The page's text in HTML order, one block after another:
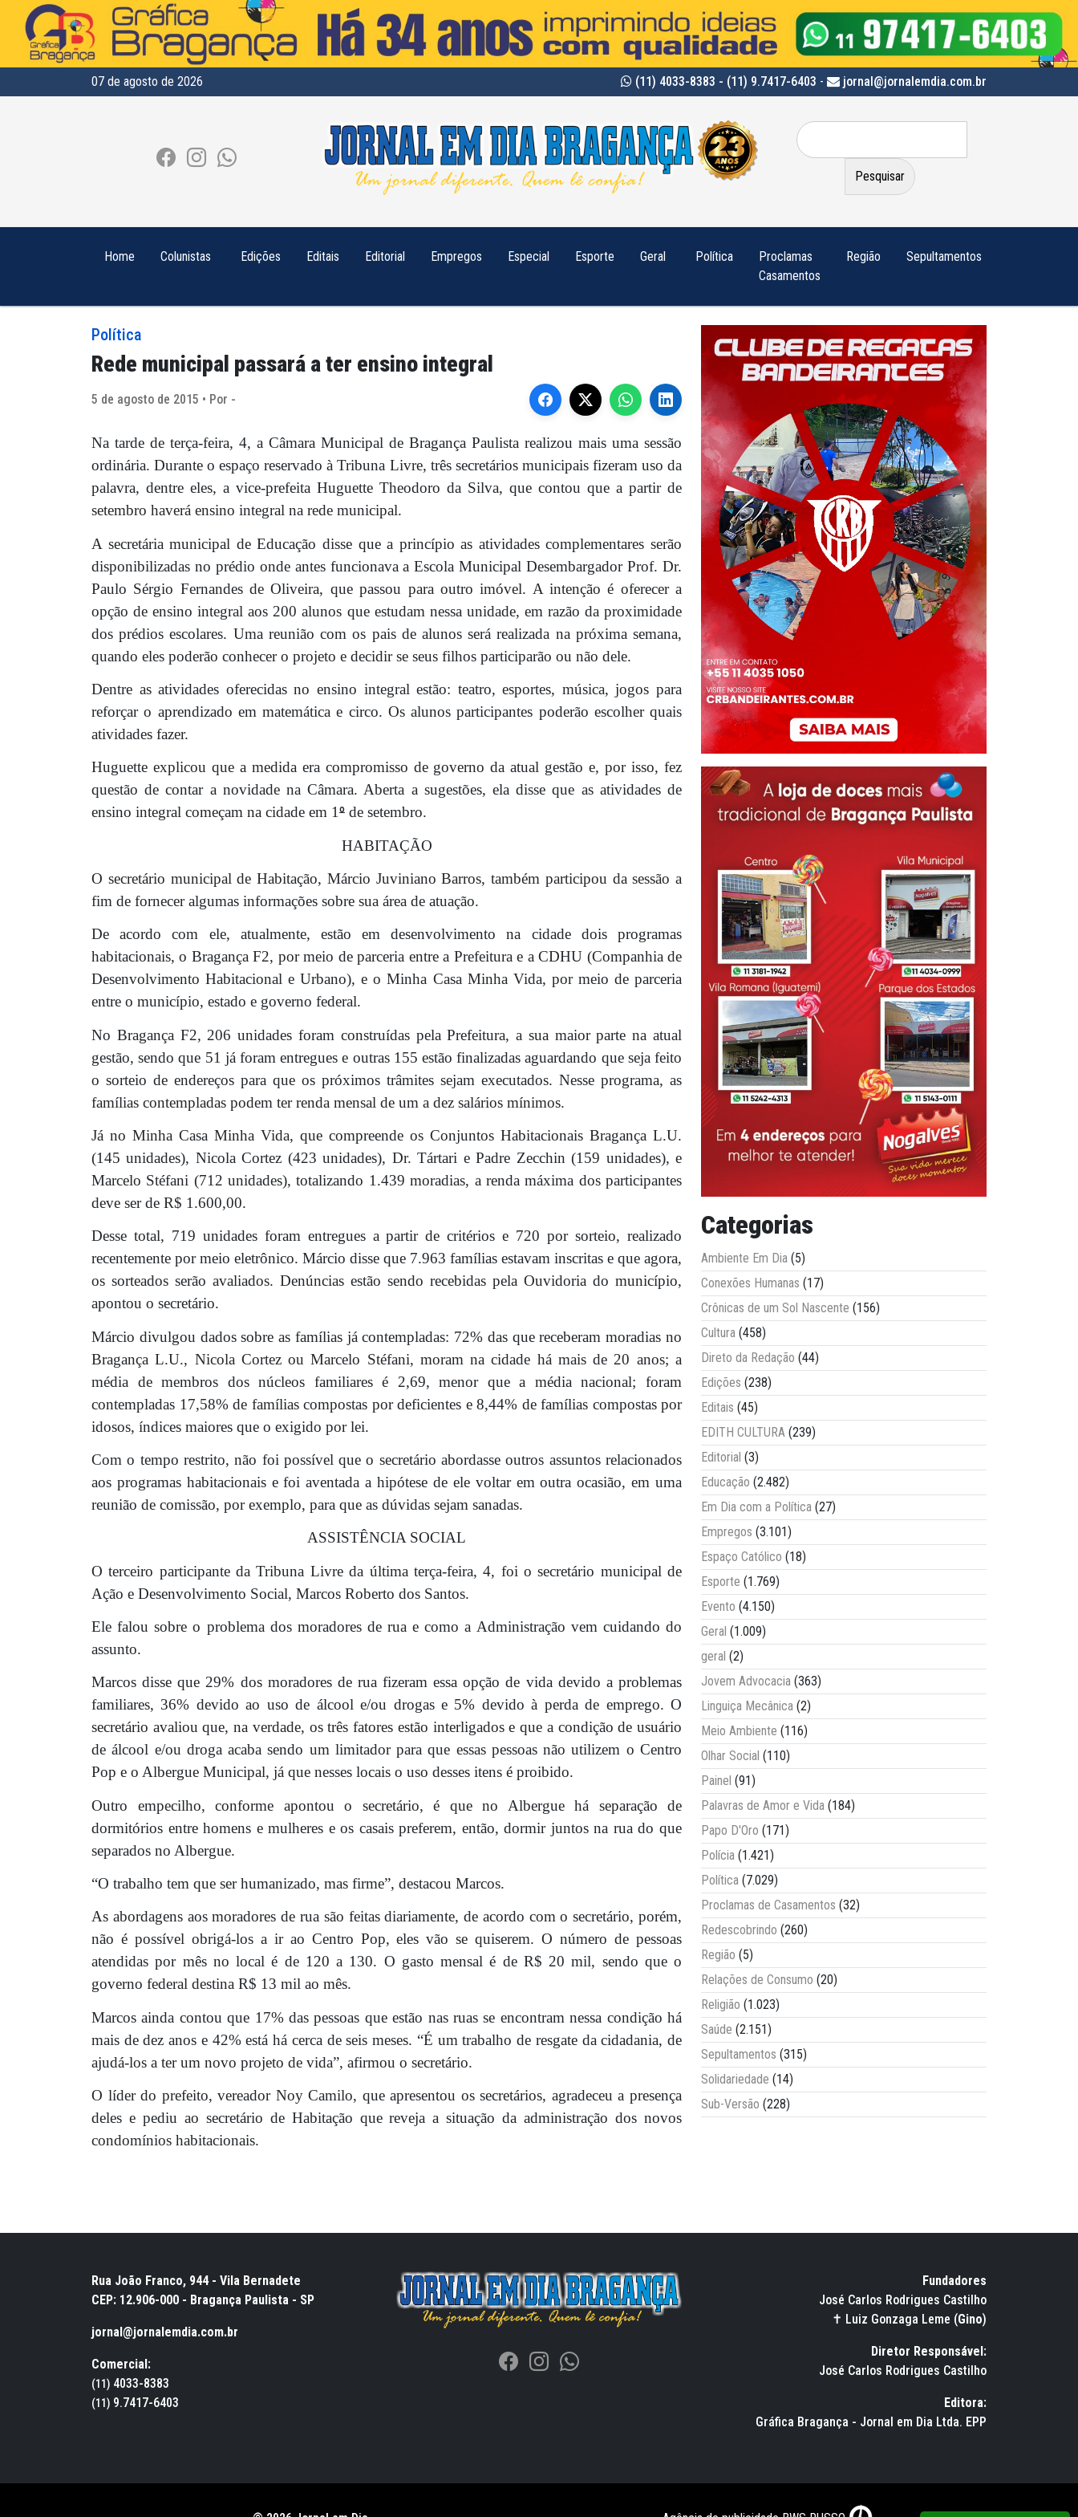
07 de agosto de 2026 (11) 4033-8383 - (11) 9.7417-6403 - jornal@jornalemdia.com.br
Pesquisar
por:
Home Colunistas Edições Editais Editorial Empregos Especial Esporte Geral Política
Proclamas
Casamentos
Região Sepultamentos
Política
Rede municipal passará a ter ensino integral
5 de agosto de 2015 • Por -
Na tarde de terça-feira, 4, a Câmara Municipal de Bragança Paulista realizou mais uma sessão
ordinária. Durante o espaço reservado à Tribuna Livre, três secretários municipais fizeram uso da
palavra, dentre eles, a vice-prefeita Huguette Theodoro da Silva, que contou que a partir de
setembro haverá ensino integral na rede municipal.
A secretária municipal de Educação disse que a princípio as atividades complementares serão
disponibilizadas no prédio onde antes funcionava a Escola Municipal Desembargador Prof. Dr.
Paulo Sérgio Fernandes de Oliveira, que passou para outro imóvel. A intenção é oferecer a
opção de ensino integral aos 200 alunos que estudam nessa unidade, em razão da proximidade
dos prédios escolares. Uma reunião com os pais de alunos será realizada na próxima semana,
quando eles poderão conhecer o projeto e decidir se seus filhos participarão ou não dele.
Dentre as atividades oferecidas no ensino integral estão: teatro, esportes, música, jogos para
reforçar o aprendizado em matemática e circo. Os alunos participantes poderão escolher quais
atividades fazer.
Huguette explicou que a medida era compromisso de governo da atual gestão e, por isso, fez
questão de contar a novidade na Câmara. Aberta a sugestões, ela disse que as atividades de
ensino integral começam na cidade em 1º de setembro.
HABITAÇÃO
O secretário municipal de Habitação, Márcio Juviniano Barros, também participou da sessão a
fim de fornecer algumas informações sobre sua área de atuação.
De acordo com ele, atualmente, estão em desenvolvimento na cidade dois programas
habitacionais, o Bragança F2, por meio de parceria entre a Prefeitura e a CDHU (Companhia de
Desenvolvimento Habitacional e Urbano), e o Minha Casa Minha Vida, por meio de parceria
entre o município, estado e governo federal.
No Bragança F2, 206 unidades foram construídas pela Prefeitura, a sua maior parte na atual
gestão, sendo que 51 já foram entregues e outras 155 estão finalizadas aguardando que seja feito
o sorteio de endereços para que os próximos trâmites sejam executados. Nesse programa, as
famílias contempladas podem ter renda mensal de um a dez salários mínimos.
Já no Minha Casa Minha Vida, que compreende os Conjuntos Habitacionais Bragança L.U.
(145 unidades), Nicola Cortez (423 unidades), Dr. Tártari e Padre Zecchin (159 unidades), e
Marcelo Stéfani (712 unidades), totalizando 1.439 moradias, a renda máxima dos participantes
deve ser de R$ 1.600,00.
Desse total, 719 unidades foram entregues a partir de critérios e 720 por sorteio, realizado
recentemente por meio eletrônico. Márcio disse que 7.963 famílias estavam inscritas e que agora,
os sorteados serão avaliados. Denúncias estão sendo recebidas pela Ouvidoria do município,
apontou o secretário.
Márcio divulgou dados sobre as famílias já contempladas: 72% das que receberam moradias no
Bragança L.U., Nicola Cortez ou Marcelo Stéfani, moram na cidade há mais de 20 anos; a
média de membros dos núcleos familiares é 2,69, menor que a média nacional; foram
contempladas 17,58% de famílias compostas por deficientes e 8,44% de famílias compostas por
idosos, índices maiores que o exigido por lei.
Com o tempo restrito, não foi possível que o secretário abordasse outros assuntos relacionados
aos programas habitacionais e foi aventada a hipótese de ele voltar em outra ocasião, em uma
reunião de comissão, por exemplo, para que as dúvidas sejam sanadas.
ASSISTÊNCIA SOCIAL
O terceiro participante da Tribuna Livre da última terça-feira, 4, foi o secretário municipal de
Ação e Desenvolvimento Social, Marcos Roberto dos Santos.
Ele falou sobre o problema dos moradores de rua e como a Administração vem cuidando do
assunto.
Marcos disse que 29% dos moradores de rua fizeram essa opção de vida devido a problemas
familiares, 36% devido ao uso de álcool e/ou drogas e 5% devido à perda de emprego. O
secretário avaliou que, na verdade, os três fatores estão interligados e que a condição de usuário
de álcool e/ou droga acaba sendo um limitador para que essas pessoas não utilizem o Centro
Pop e o Albergue Municipal, já que nesses locais o uso desses itens é proibido.
Outro empecilho, conforme apontou o secretário, é que no Albergue há separação de
dormitórios entre homens e mulheres e os casais preferem, então, dormir juntos na rua do que
separados no Albergue.
“O trabalho tem que ser humanizado, mas firme”, destacou Marcos.
As abordagens aos moradores de rua são feitas diariamente, de acordo com o secretário, porém,
não é possível obrigá-los a ir ao Centro Pop, eles vão se quiserem. O número de pessoas
atendidas por mês no local é de 120 a 130. O gasto mensal é de R$ 20 mil, sendo que o
governo federal destina R$ 13 mil ao mês.
Marcos ainda contou que 17% das pessoas que estão nas ruas se encontram nessa condição há
mais de dez anos e 42% está há cerca de seis meses. “É um trabalho de resgate da cidadania, de
ajudá-los a ter um novo projeto de vida”, afirmou o secretário.
O líder do prefeito, vereador Noy Camilo, que apresentou os secretários, agradeceu a presença
deles e pediu ao secretário de Habitação que reveja a situação da administração dos novos
condomínios habitacionais.
Categorias
Ambiente Em Dia (5)
Conexões Humanas (17)
Crônicas de um Sol Nascente (156)
Cultura (458)
Direto da Redação (44)
Edições (238)
Editais (45)
EDITH CULTURA (239)
Editorial (3)
Educação (2.482)
Em Dia com a Política (27)
Empregos (3.101)
Espaço Católico (18)
Esporte (1.769)
Evento (4.150)
Geral (1.009)
geral (2)
Jovem Advocacia (363)
Linguiça Mecânica (2)
Meio Ambiente (116)
Olhar Social (110)
Painel (91)
Palavras de Amor e Vida (184)
Papo D'Oro (171)
Polícia (1.421)
Política (7.029)
Proclamas de Casamentos (32)
Redescobrindo (260)
Região (5)
Relações de Consumo (20)
Religião (1.023)
Saúde (2.151)
Sepultamentos (315)
Solidariedade (14)
Sub-Versão (228)
Rua João Franco, 944 - Vila Bernadete
CEP: 12.906-000 - Bragança Paulista - SP
jornal@jornalemdia.com.br
Comercial:
(11) 4033-8383
(11) 9.7417-6403
Fundadores
José Carlos Rodrigues Castilho
✝ Luiz Gonzaga Leme (Gino)
Diretor Responsável:
José Carlos Rodrigues Castilho
Editora:
Gráfica Bragança - Jornal em Dia Ltda. EPP